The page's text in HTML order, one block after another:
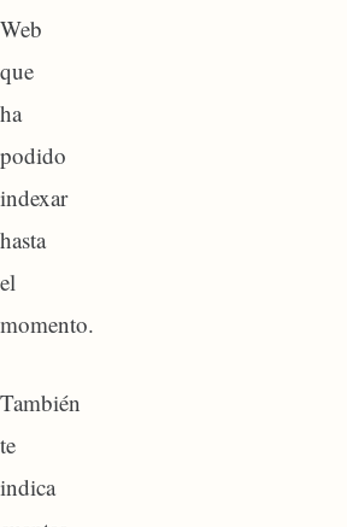
Web
que
ha
podido
indexar
hasta
el
momento.
También
te
indica